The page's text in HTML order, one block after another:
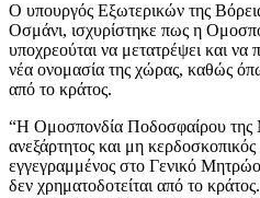
Ο υπουργός Εξωτερικών της
Οσμάνι, ισχυρίστηκε πως η
υποχρεούται να μετατρέψει και
νέα ονομασία της χώρας, καθώς
από το κράτος.
“Η Ομοσπονδία Ποδοσφαίρου της
ανεξάρτητος και μη κερδοσκοπικός
εγγεγραμμένος στο Γενικό
δεν χρηματοδοτείται από το